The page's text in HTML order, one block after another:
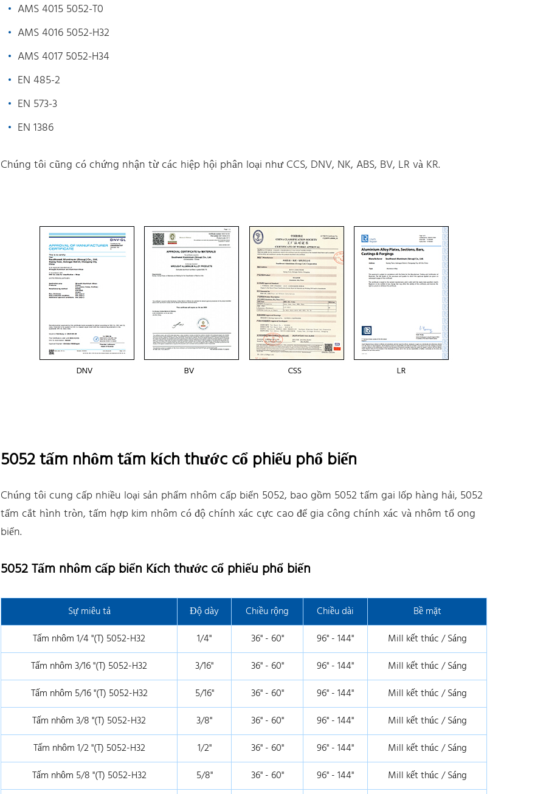
AMS 4015 5052-T0
AMS 4016 5052-H32
AMS 4017 5052-H34
EN 485-2
EN 573-3
EN 1386
Chúng tôi cũng có chứng nhận từ các hiệp hội phân loại như CCS, DNV, NK, ABS, BV, LR và KR.
5052 tấm nhôm tấm kích thước cổ phiếu phổ biến
Chúng tôi cung cấp nhiều loại sản phẩm nhôm cấp biển 5052, bao gồm 5052 tấm gai lốp hàng hải, 5052
tấm cắt hình tròn, tấm hợp kim nhôm có độ chính xác cực cao để gia công chính xác và nhôm tổ ong
biển.
5052 Tấm nhôm cấp biển Kích thước cổ phiếu phổ biến
Sự miêu tả Độ dày Chiều rộng Chiều dài
Bề mặt
Tấm nhôm 1/4 "(T) 5052-H32
1/4" 36" - 60" 96" - 144"
Mill kết thúc / Sáng
Tấm nhôm 3/16 "(T) 5052-H32
3/16" 36" - 60" 96" - 144"
Mill kết thúc / Sáng
Tấm nhôm 5/16 "(T) 5052-H32
5/16" 36" - 60" 96" - 144"
Mill kết thúc / Sáng
Tấm nhôm 3/8 "(T) 5052-H32
3/8" 36" - 60" 96" - 144"
Mill kết thúc / Sáng
Tấm nhôm 1/2 "(T) 5052-H32
1/2" 36" - 60" 96" - 144"
Mill kết thúc / Sáng
Tấm nhôm 5/8 "(T) 5052-H32
5/8" 36" - 60" 96" - 144"
Mill kết thúc / Sáng